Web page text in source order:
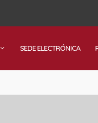
SEDE ELECTRÓNICA